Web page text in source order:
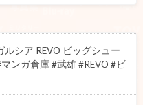
シア REVO ビッグシュー
ンガ倉庫 #武雄 #REVO #ビ